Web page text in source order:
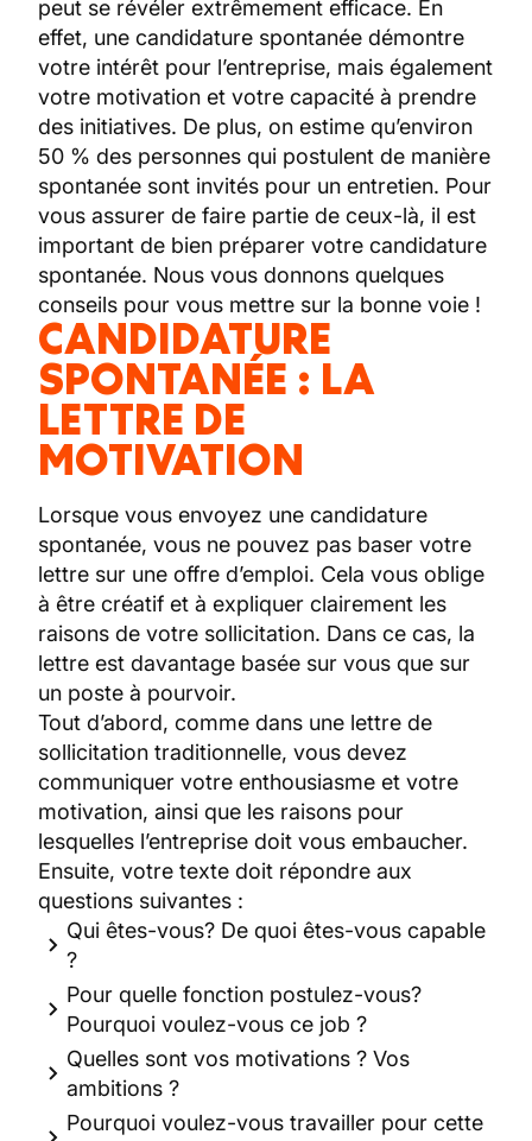
peut se révéler extrêmement efficace. En
effet, une candidature spontanée démontre
votre intérêt pour l’entreprise, mais également
votre motivation et votre capacité à prendre
des initiatives. De plus, on estime qu’environ
50 % des personnes qui postulent de manière
spontanée sont invités pour un entretien. Pour
vous assurer de faire partie de ceux-là, il est
important de bien préparer votre candidature
spontanée. Nous vous donnons quelques
conseils pour vous mettre sur la bonne voie !
CANDIDATURE
SPONTANÉE : LA
LETTRE DE
MOTIVATION
Lorsque vous envoyez une candidature
spontanée, vous ne pouvez pas baser votre
lettre sur une offre d’emploi. Cela vous oblige
à être créatif et à expliquer clairement les
raisons de votre sollicitation. Dans ce cas, la
lettre est davantage basée sur vous que sur
un poste à pourvoir.
Tout d’abord, comme dans une lettre de
sollicitation traditionnelle, vous devez
communiquer votre enthousiasme et votre
motivation, ainsi que les raisons pour
lesquelles l’entreprise doit vous embaucher.
Ensuite, votre texte doit répondre aux
questions suivantes :
Qui êtes-vous? De quoi êtes-vous capable
?
Pour quelle fonction postulez-vous?
Pourquoi voulez-vous ce job ?
Quelles sont vos motivations ? Vos
ambitions ?
Pourquoi voulez-vous travailler pour cette